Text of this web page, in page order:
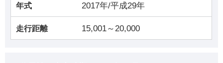
年式 2017年/平成29年
走行距離 15,001～20,000